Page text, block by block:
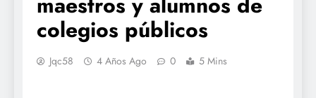
colegios públicos
Jqc58 4 Años Ago 0 5 Mins